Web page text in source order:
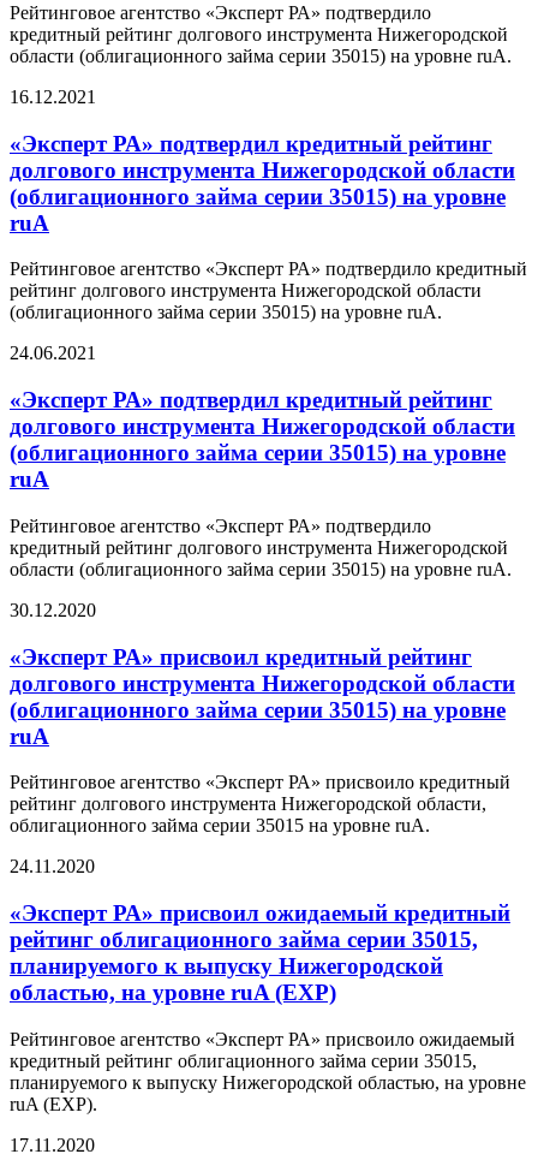
Рейтинговое агентство «Эксперт РА» подтвердило
кредитный рейтинг долгового инструмента Нижегородской
области (облигационного займа серии 35015) на уровне ruА.
16.12.2021
«Эксперт РА» подтвердил кредитный рейтинг
долгового инструмента Нижегородской области
(облигационного займа серии 35015) на уровне
ruА
Рейтинговое агентство «Эксперт РА» подтвердило кредитный
рейтинг долгового инструмента Нижегородской области
(облигационного займа серии 35015) на уровне ruА.
24.06.2021
«Эксперт РА» подтвердил кредитный рейтинг
долгового инструмента Нижегородской области
(облигационного займа серии 35015) на уровне
ruА
Рейтинговое агентство «Эксперт РА» подтвердило
кредитный рейтинг долгового инструмента Нижегородской
области (облигационного займа серии 35015) на уровне ruА.
30.12.2020
«Эксперт РА» присвоил кредитный рейтинг
долгового инструмента Нижегородской области
(облигационного займа серии 35015) на уровне
ruА
Рейтинговое агентство «Эксперт РА» присвоило кредитный
рейтинг долгового инструмента Нижегородской области,
облигационного займа серии 35015 на уровне ruА.
24.11.2020
«Эксперт РА» присвоил ожидаемый кредитный
рейтинг облигационного займа серии 35015,
планируемого к выпуску Нижегородской
областью, на уровне ruA (EXP)
Рейтинговое агентство «Эксперт РА» присвоило ожидаемый
кредитный рейтинг облигационного займа серии 35015,
планируемого к выпуску Нижегородской областью, на уровне
ruA (EXP).
17.11.2020